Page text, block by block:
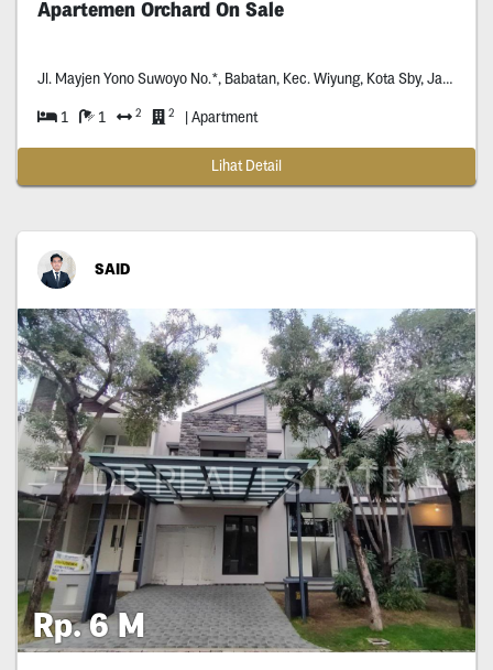
Apartemen Orchard On Sale
Jl. Mayjen Yono Suwoyo No.*, Babatan, Kec. Wiyung, Kota Sby, Jawa Timur *****, Ind
1 1 2 2 | Apartment
Lihat Detail
SAID
Rp. 6 M